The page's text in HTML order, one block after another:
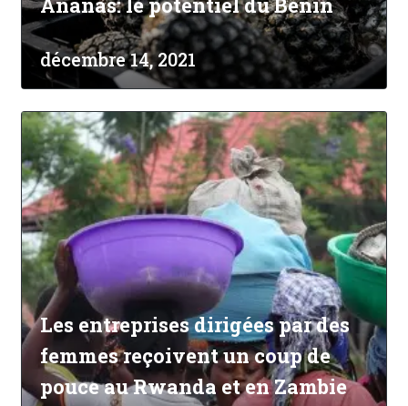
décembre 14, 2021
Les entreprises dirigées par des
femmes reçoivent un coup de
pouce au Rwanda et en Zambie